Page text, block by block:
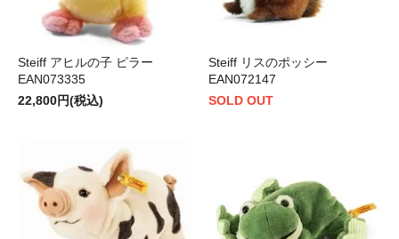
Steiff アヒルの子 ピラー
EAN073335
22,800円(税込)
Steiff リスのポッシー
EAN072147
SOLD OUT